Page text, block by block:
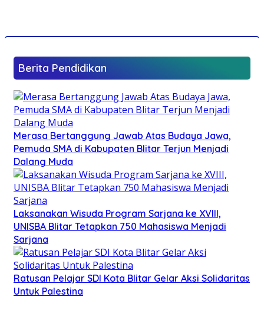
Berita Pendidikan
Merasa Bertanggung Jawab Atas Budaya Jawa,
Pemuda SMA di Kabupaten Blitar Terjun Menjadi
Dalang Muda
Laksanakan Wisuda Program Sarjana ke XVIII,
UNISBA Blitar Tetapkan 750 Mahasiswa Menjadi
Sarjana
Ratusan Pelajar SDI Kota Blitar Gelar Aksi Solidaritas
Untuk Palestina